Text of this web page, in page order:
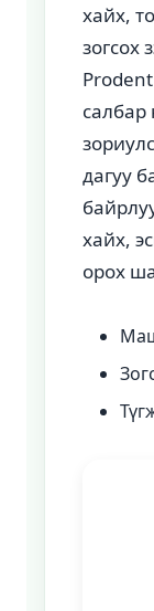
хайх,
зогсох
дагуу
хайх,
орох